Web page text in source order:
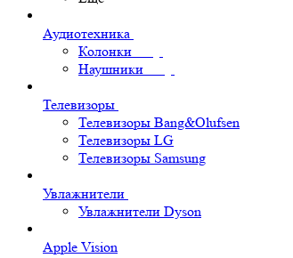
Аудиотехника
Колонки
Наушники
Телевизоры
Телевизоры Bang&Olufsen
Телевизоры LG
Телевизоры Samsung
Увлажнители
Увлажнители Dyson
Apple Vision